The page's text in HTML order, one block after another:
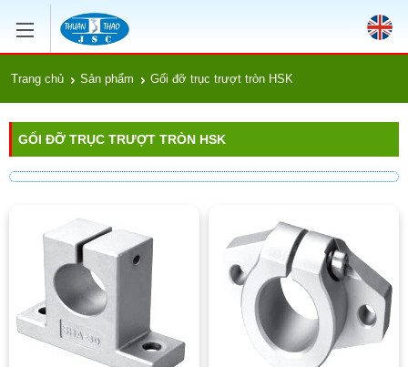
Trang chủ Sản phẩm Gối đỡ trục trượt tròn HSK
GỐI ĐỠ TRỤC TRƯỢT TRÒN HSK